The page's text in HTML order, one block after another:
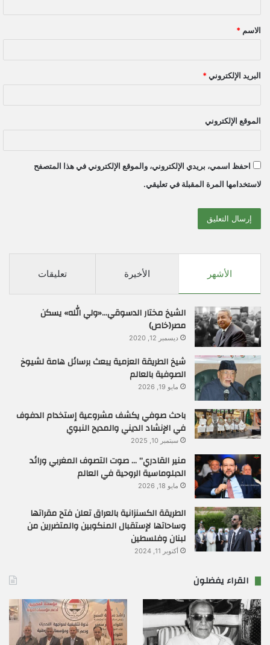
ق
*
الاسم *
البريد الإلكتروني *
الموقع الإلكتروني
احفظ اسمي، بريدي الإلكتروني، والموقع الإلكتروني في هذا المتصفح
لاستخدامها المرة المقبلة في تعليقي.
الأشهر الأخيرة تعليقات
الشيخ مختار الدسوقي…«ولي الله» يسكن
مصر(خاص)
ديسمبر 12, 2020
شيخ الطريقة العزمية يبعث برسائل هامة لشيوخ
الصوفية بالعالم
مايو 19, 2026
باحث صوفي يكشف مشروعية إستخدام الدفوف
في الإنشاد الديني والمديح النبوي
سبتمبر 10, 2025
منير القادري” … صوت التصوف المغربي ورائد
الدبلوماسية الروحية في العالم
مايو 18, 2026
الطريقة الكسنزانية بالعراق تعلن فتح مقراتها
وساحاتها لإستقبال المنكوبين والمتضررين من
لبنان وفلسطين
أكتوبر 11, 2024
القراء يفضلون